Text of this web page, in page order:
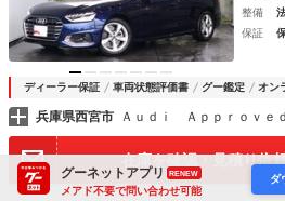
整備
保証
ディーラー保証 車両状態評価書 グー鑑定 オン
兵庫県西宮市 Ａｕｄｉ Ａｐｐｒｏｖ
在庫を確認・見積り依
グーネットアプリ RENEW
メアド不要で問い合わせ可能
ダ